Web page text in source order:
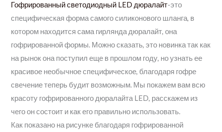
Гофрированный светодиодный LED дюралайт-это
специфическая форма самого силиконового шланга, в
котором находится сама гирлянда дюралайт, она
гофрированной формы. Можно сказать, это новинка так как
на рынок она поступил еще в прошлом году, но узнать ее
красивое необычное специфическое, благодаря гофре
свечение теперь будит возможным. Мы покажем вам всю
красоту гофрированного дюралайта LED, расскажем из
чего он состоит и как его правильно использовать.
Как показано на рисунке благодаря гофрированной